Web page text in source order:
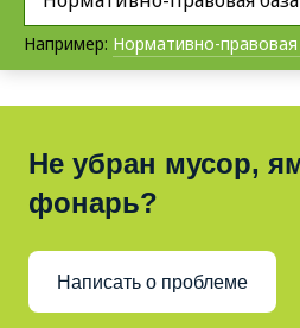
Например: Нормативно-правовая
Не убран мусор,
фонарь?
Написать о проблеме